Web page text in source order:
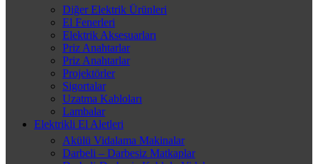
Diğer Elektrik Ürünleri
El Fenerleri
Elektrik Aksesuarları
Priz Anahtarlar
Priz Anahtarlar
Projektörler
Sigortalar
Uzatma Kabloları
Lambalar
Elektrikli El Aletleri
Akülü Vidalama Makinalar
Darbeli – Darbesiz Matkaplar